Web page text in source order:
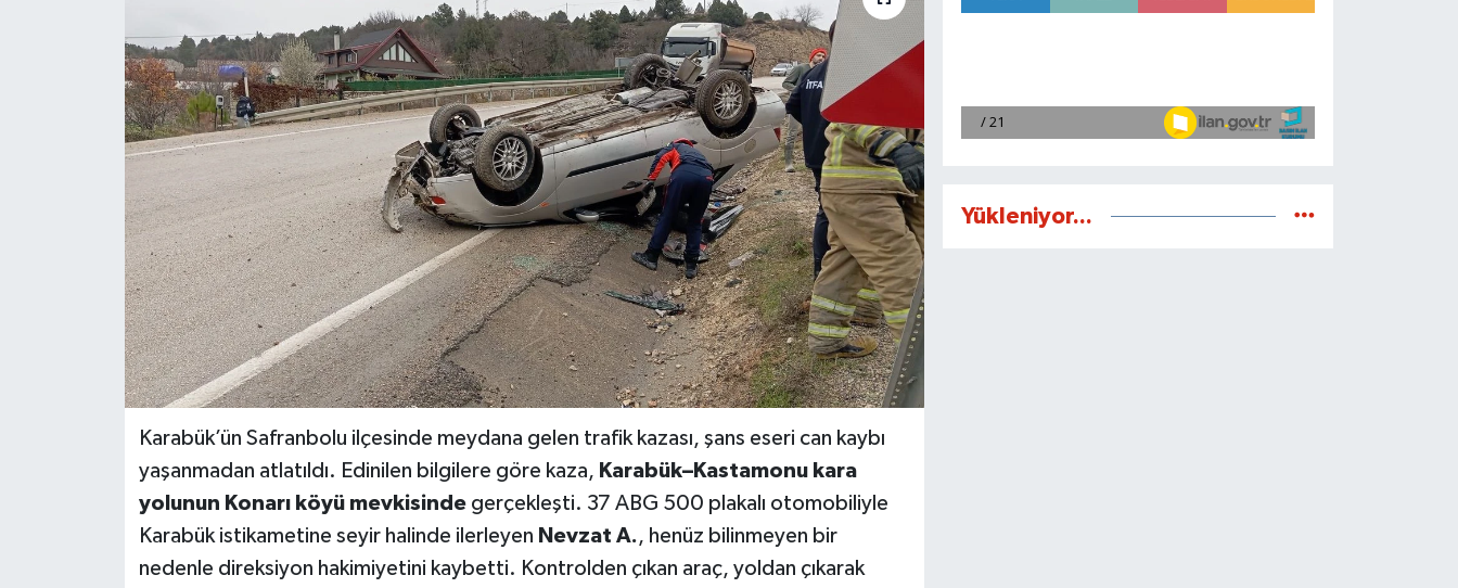
Karabük’ün Safranbolu ilçesinde meydana gelen trafik kazası, şans eseri can kaybı
yaşanmadan atlatıldı. Edinilen bilgilere göre kaza, Karabük–Kastamonu kara
yolunun Konarı köyü mevkisindegerçekleşti. 37 ABG 500 plakalı otomobiliyle
Karabük istikametine seyir halinde ilerleyen Nevzat A., henüz bilinmeyen bir
nedenle direksiyon hakimiyetini kaybetti. Kontrolden çıkan araç, yoldan çıkarak
Yükleniyor...
KÜLTÜR SANAT
MAGAZİN
SAĞLIK
SİYASET
TEKNOLOJİ
VİZYONDAKİLER